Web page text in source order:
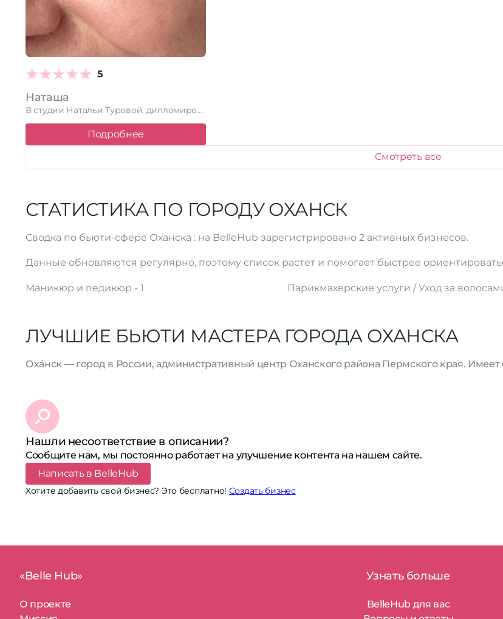
5
Наташа
В студии Натальи Туровой, дипломированного специалиста ногтевого сервиса с 10-летним …
Подробнее
Смотреть все
СТАТИСТИКА ПО ГОРОДУ ОХАНСК
Сводка по бьюти-сфере Оханска : на BelleHub зарегистрировано 2 активных бизнесов.
Данные обновляются регулярно, поэтому список растет и помогает быстрее
Маникюр и педикюр - 1 Парикмахерские услуги / Уход за
ЛУЧШИЕ БЬЮТИ МАСТЕРА ГОРОДА ОХАНСКА
Оха́нск — город в России, административный центр Оханского района Пермского края. Имеет
Нашли несоответствие в описании?
Сообщите нам, мы постоянно работает на улучшение контента на нашем сайте.
Написать в BelleHub
Хотите добавить свой бизнес? Это бесплатно! Создать бизнес
«Belle Hub»
О проекте
Узнать больше
BelleHub для вас